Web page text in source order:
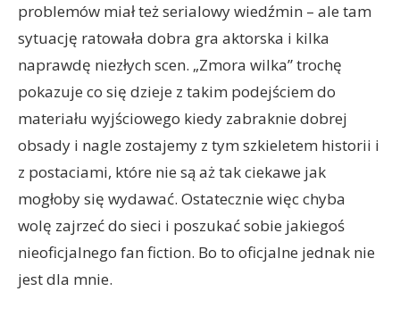
problemów miał też serialowy wiedźmin – ale tam
sytuację ratowała dobra gra aktorska i kilka
naprawdę niezłych scen. „Zmora wilka” trochę
pokazuje co się dzieje z takim podejściem do
materiału wyjściowego kiedy zabraknie dobrej
obsady i nagle zostajemy z tym szkieletem historii i
z postaciami, które nie są aż tak ciekawe jak
mogłoby się wydawać. Ostatecznie więc chyba
wolę zajrzeć do sieci i poszukać sobie jakiegoś
nieoficjalnego fan fiction. Bo to oficjalne jednak nie
jest dla mnie.